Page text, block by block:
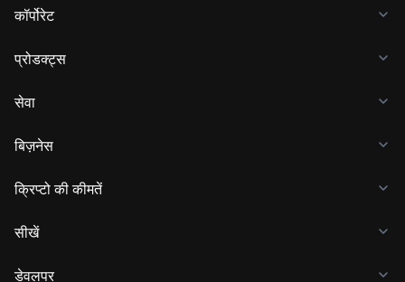
कॉर्पोरेट
प्रोडक्ट्स
सेवा
बिज़नेस
क्रिप्टो की कीमतें
सीखें
डेवलपर